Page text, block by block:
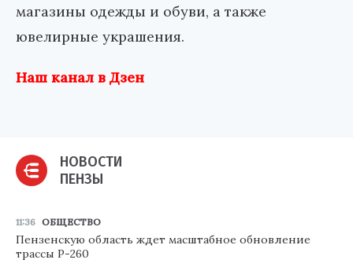
магазины одежды и обуви, а также
ювелирные украшения.
Наш канал в Дзен
НОВОСТИ
ПЕНЗЫ
11:36 ОБЩЕСТВО
Пензенскую область ждет масштабное обновление
трассы Р-260